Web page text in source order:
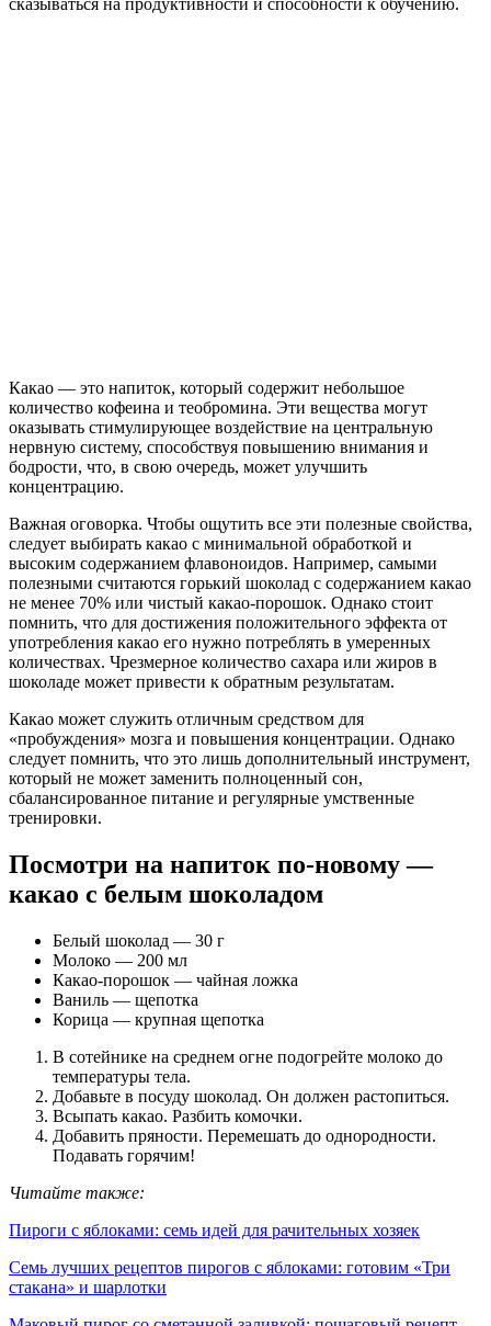
сказываться на продуктивности и способности к обучению.
Какао — это напиток, который содержит небольшое
количество кофеина и теобромина. Эти вещества могут
оказывать стимулирующее воздействие на центральную
нервную систему, способствуя повышению внимания и
бодрости, что, в свою очередь, может улучшить
концентрацию.
Важная оговорка. Чтобы ощутить все эти полезные свойства,
следует выбирать какао с минимальной обработкой и
высоким содержанием флавоноидов. Например, самыми
полезными считаются горький шоколад с содержанием какао
не менее 70% или чистый какао-порошок. Однако стоит
помнить, что для достижения положительного эффекта от
употребления какао его нужно потреблять в умеренных
количествах. Чрезмерное количество сахара или жиров в
шоколаде может привести к обратным результатам.
Какао может служить отличным средством для
«пробуждения» мозга и повышения концентрации. Однако
следует помнить, что это лишь дополнительный инструмент,
который не может заменить полноценный сон,
сбалансированное питание и регулярные умственные
тренировки.
Посмотри на напиток по-новому —
какао с белым шоколадом
Белый шоколад — 30 г
Молоко — 200 мл
Какао-порошок — чайная ложка
Ваниль — щепотка
Корица — крупная щепотка
В сотейнике на среднем огне подогрейте молоко до
температуры тела.
Добавьте в посуду шоколад. Он должен растопиться.
Всыпать какао. Разбить комочки.
Добавить пряности. Перемешать до однородности.
Подавать горячим!
Читайте также:
Пироги с яблоками: семь идей для рачительных хозяек
Семь лучших рецептов пирогов с яблоками: готовим «Три
стакана» и шарлотки